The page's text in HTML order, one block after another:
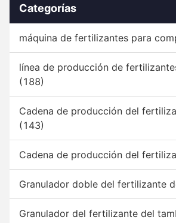
Categorías
máquina de fertilizantes para
línea de producción de
(188)
Cadena de producción del
(143)
Cadena de producción del
Granulador doble del fertilizante
Granulador del fertilizante del